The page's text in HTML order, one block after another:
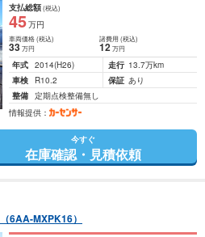
支払総額(税込)
45万円
車両価格(税込)
33万円
諸費用 (税込)
12 万円
年式 2014(H26) 走行 13.7万km
車検
R10.2 保証 あり
整備 定期点検整備無し
情報提供：
今すぐ
在庫確認・見積依頼
（6AA-MXPK16）